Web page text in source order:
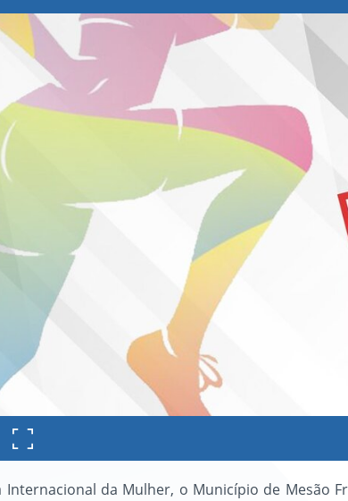
Internacional da Mulher, o Município de Mesão